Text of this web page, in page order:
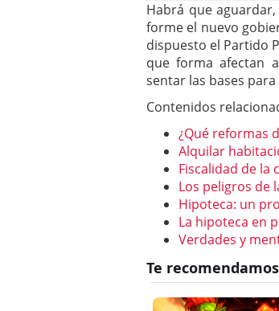
Habrá que
forme el nuevo
dispuesto el Partido
que forma afectan
sentar las bases
Contenidos
¿Qué reformas
Alquilar
Fiscalidad de la
Los peligros de
Hipoteca: un
La hipoteca en
Verdades y